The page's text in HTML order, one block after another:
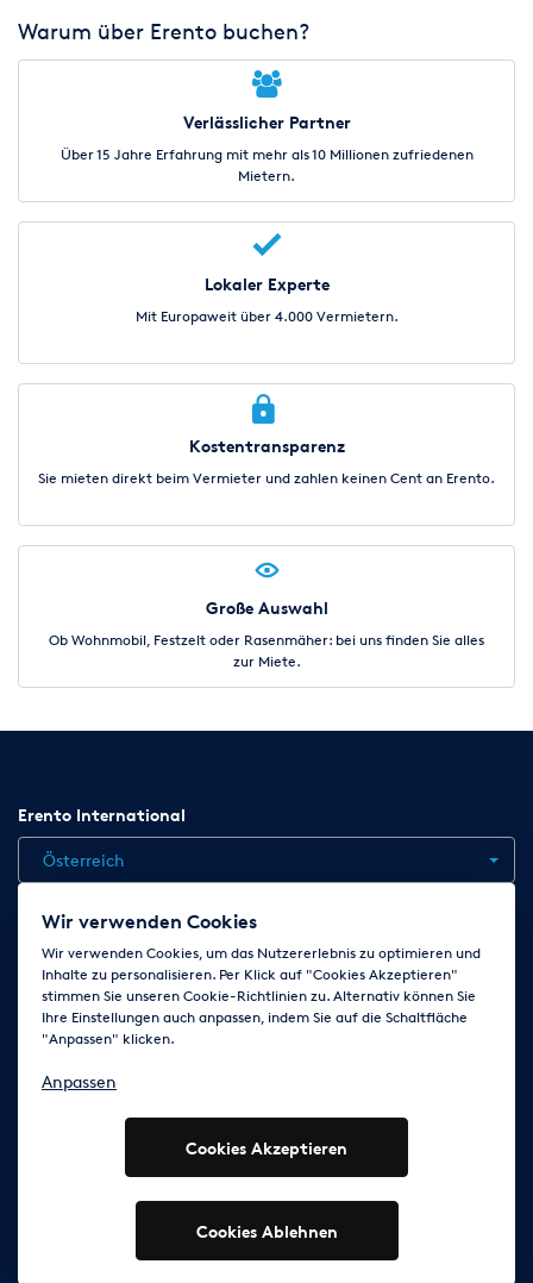
Warum über Erento buchen?
Verlässlicher Partner
Über 15 Jahre Erfahrung mit mehr als 10 Millionen zufriedenen
Mietern.
Lokaler Experte
Mit Europaweit über 4.000 Vermietern.
Kostentransparenz
Sie mieten direkt beim Vermieter und zahlen keinen Cent an Erento.
Große Auswahl
Ob Wohnmobil, Festzelt oder Rasenmäher: bei uns finden Sie alles
zur Miete.
Erento International
Österreich
AGB
Impressum Cookie-Einstellungen ändern
© 2003 - 2026 Erento GmbH - Alle Rechte vorbehalten
Ausgewiesene Marken gehören den jeweiligen Eigentümern.
Wir verwenden Cookies
Wir verwenden Cookies, um das Nutzererlebnis zu optimieren und
Inhalte zu personalisieren. Per Klick auf "Cookies Akzeptieren"
stimmen Sie unseren Cookie-Richtlinien zu. Alternativ können Sie
Ihre Einstellungen auch anpassen, indem Sie auf die Schaltfläche
"Anpassen" klicken.
Anpassen
Cookies Akzeptieren
Cookies Ablehnen